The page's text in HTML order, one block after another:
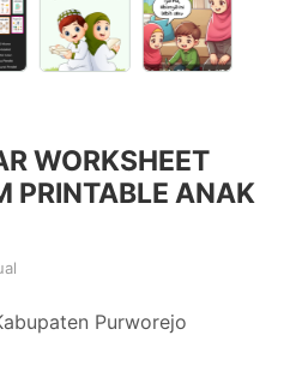
WORKSHEET
PRINTABLE ANAK
Purworejo